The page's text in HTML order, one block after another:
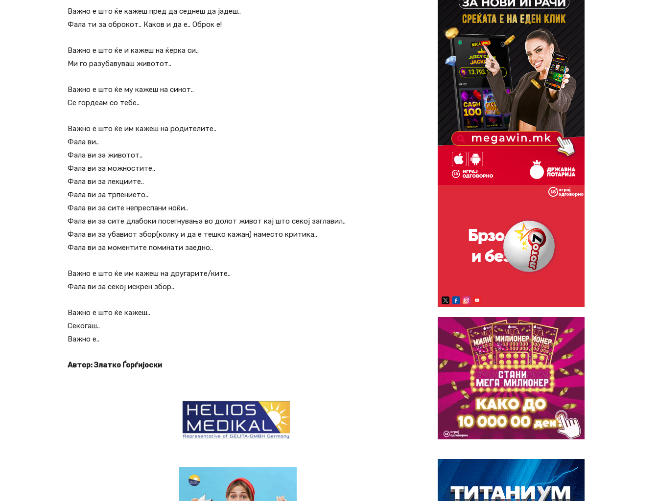
Важно е што ќе кажеш пред да седнеш да јадеш..
Фала ти за оброкот.. Каков и да е.. Оброк е!
Важно е што ќе и кажеш на ќерка си..
Ми го разубавуваш животот..
Важно е што ќе му кажеш на синот..
Се гордеам со тебе..
Важно е што ќе им кажеш на родителите..
Фала ви..
Фала ви за животот..
Фала ви за можностите..
Фала ви за лекциите..
Фала ви за трпението..
Фала ви за сите непреспани ноќи..
Фала ви за сите длабоки посегнувања во долот живот кај што секој заглавил..
Фала ви за убавиот збор(колку и да е тешко кажан) наместо критика..
Фала ви за моментите поминати заедно..
Важно е што ќе им кажеш на другарите/ките..
Фала ви за секој искрен збор..
Важно е што ќе кажеш..
Секогаш..
Важно е..
Автор: Златко Ѓорѓијоски